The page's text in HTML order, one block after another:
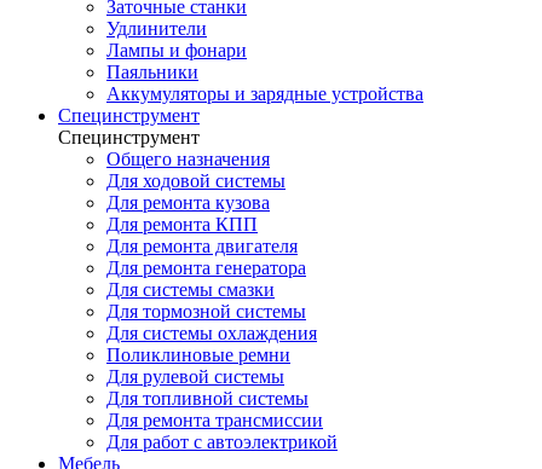
Заточные станки
Удлинители
Лампы и фонари
Паяльники
Аккумуляторы и зарядные устройства
Специнструмент
Специнструмент
Общего назначения
Для ходовой системы
Для ремонта кузова
Для ремонта КПП
Для ремонта двигателя
Для ремонта генератора
Для системы смазки
Для тормозной системы
Для системы охлаждения
Поликлиновые ремни
Для рулевой системы
Для топливной системы
Для ремонта трансмиссии
Для работ с автоэлектрикой
Мебель